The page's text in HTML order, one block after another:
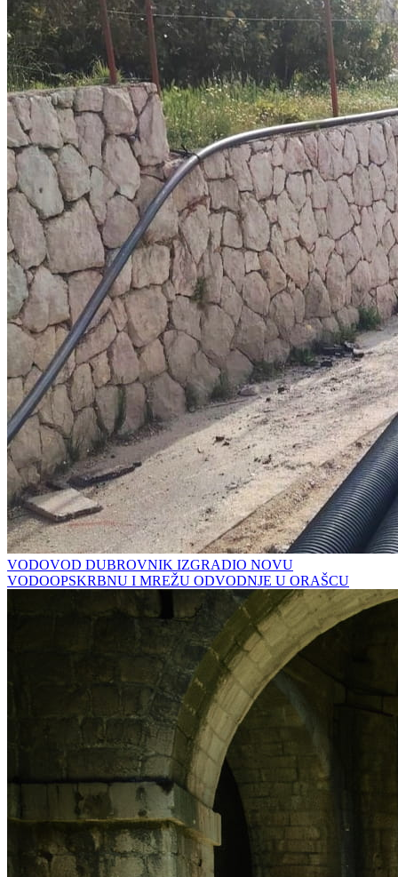
VODOVOD DUBROVNIK IZGRADIO NOVU
VODOOPSKRBNU I MREŽU ODVODNJE U ORAŠCU